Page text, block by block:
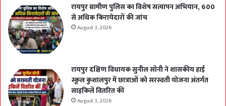
रायपुर ग्रामीण पुलिस का विशेष सत्यापन अभियान, 600
से अधिक किरायेदारों की जांच
August 3, 2026
रायपुर दक्षिण विधायक सुनील सोनी ने शासकीय हाई
स्कूल कुशालपुर में छात्राओं को सरस्वती योजना अंतर्गत
साइकिलें वितरित कीं
August 3, 2026